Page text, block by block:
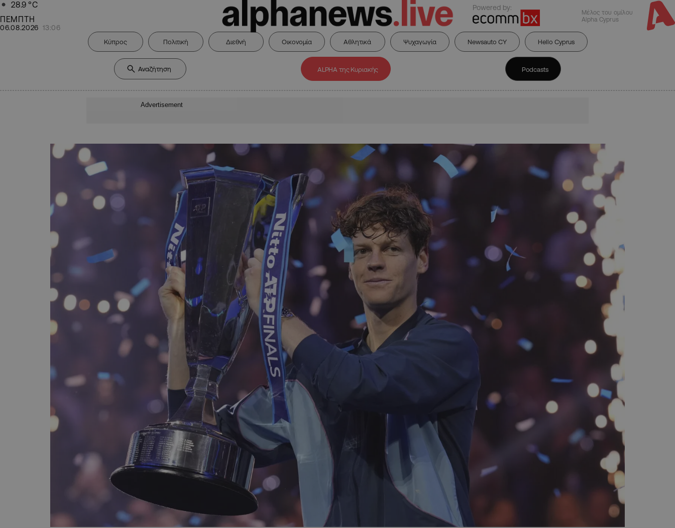
28.9 °C
ΠΕΜΠΤΗ
06.08.2026 13:06
Powered by:
Μέλος του ομίλου
Alpha Cyprus
Κύπρος Πολιτική Διεθνή Οικονομία Αθλητικά Ψυχαγωγία Newsauto CY Hello Cyprus
ALPHA της Κυριακής Podcasts
Advertisement